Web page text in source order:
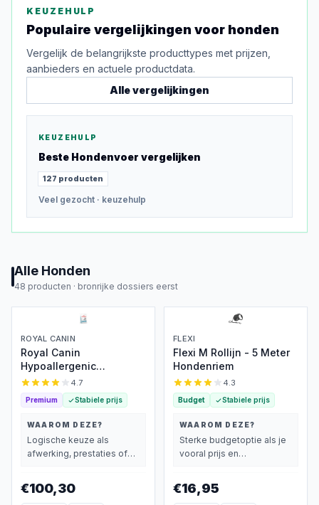
KEUZEHULP
Populaire vergelijkingen voor honden
Vergelijk de belangrijkste producttypes met prijzen,
aanbieders en actuele productdata.
Alle vergelijkingen
KEUZEHULP
Beste Hondenvoer vergelijken
127 producten
Veel gezocht · keuzehulp
Alle Honden
48 producten · bronrijke dossiers eerst
ROYAL CANIN
Royal Canin
Hypoallergenic
Hondenvoer 14 kg –
Dieetvoer Allergie
4.7
Premium Stabiele prijs
WAAROM DEZE?
Logische keuze als
afwerking, prestaties of
€100,30
FLEXI
Flexi M Rollijn - 5 Meter
Hondenriem
4.3
Budget Stabiele prijs
WAAROM DEZE?
Sterke budgetoptie als je
vooral prijs en
€16,95